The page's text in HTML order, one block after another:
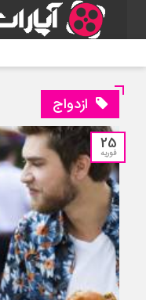
ازدواج
25
فوریه